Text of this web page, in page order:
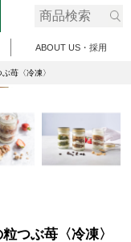
ABOUT US・採用
苺〈冷凍〉
つぶ苺〈冷凍〉